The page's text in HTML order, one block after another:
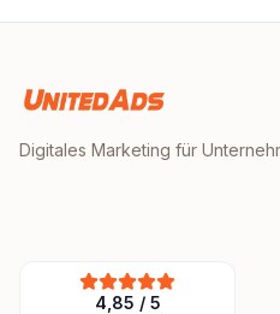
Digitales Marketing für
4,85 / 5